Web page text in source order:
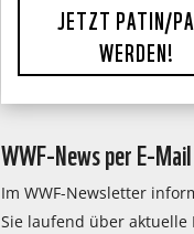
JETZT PATIN/
WERDEN!
WWF-News per E-Mail
Im WWF-Newsletter
Sie laufend über aktuelle